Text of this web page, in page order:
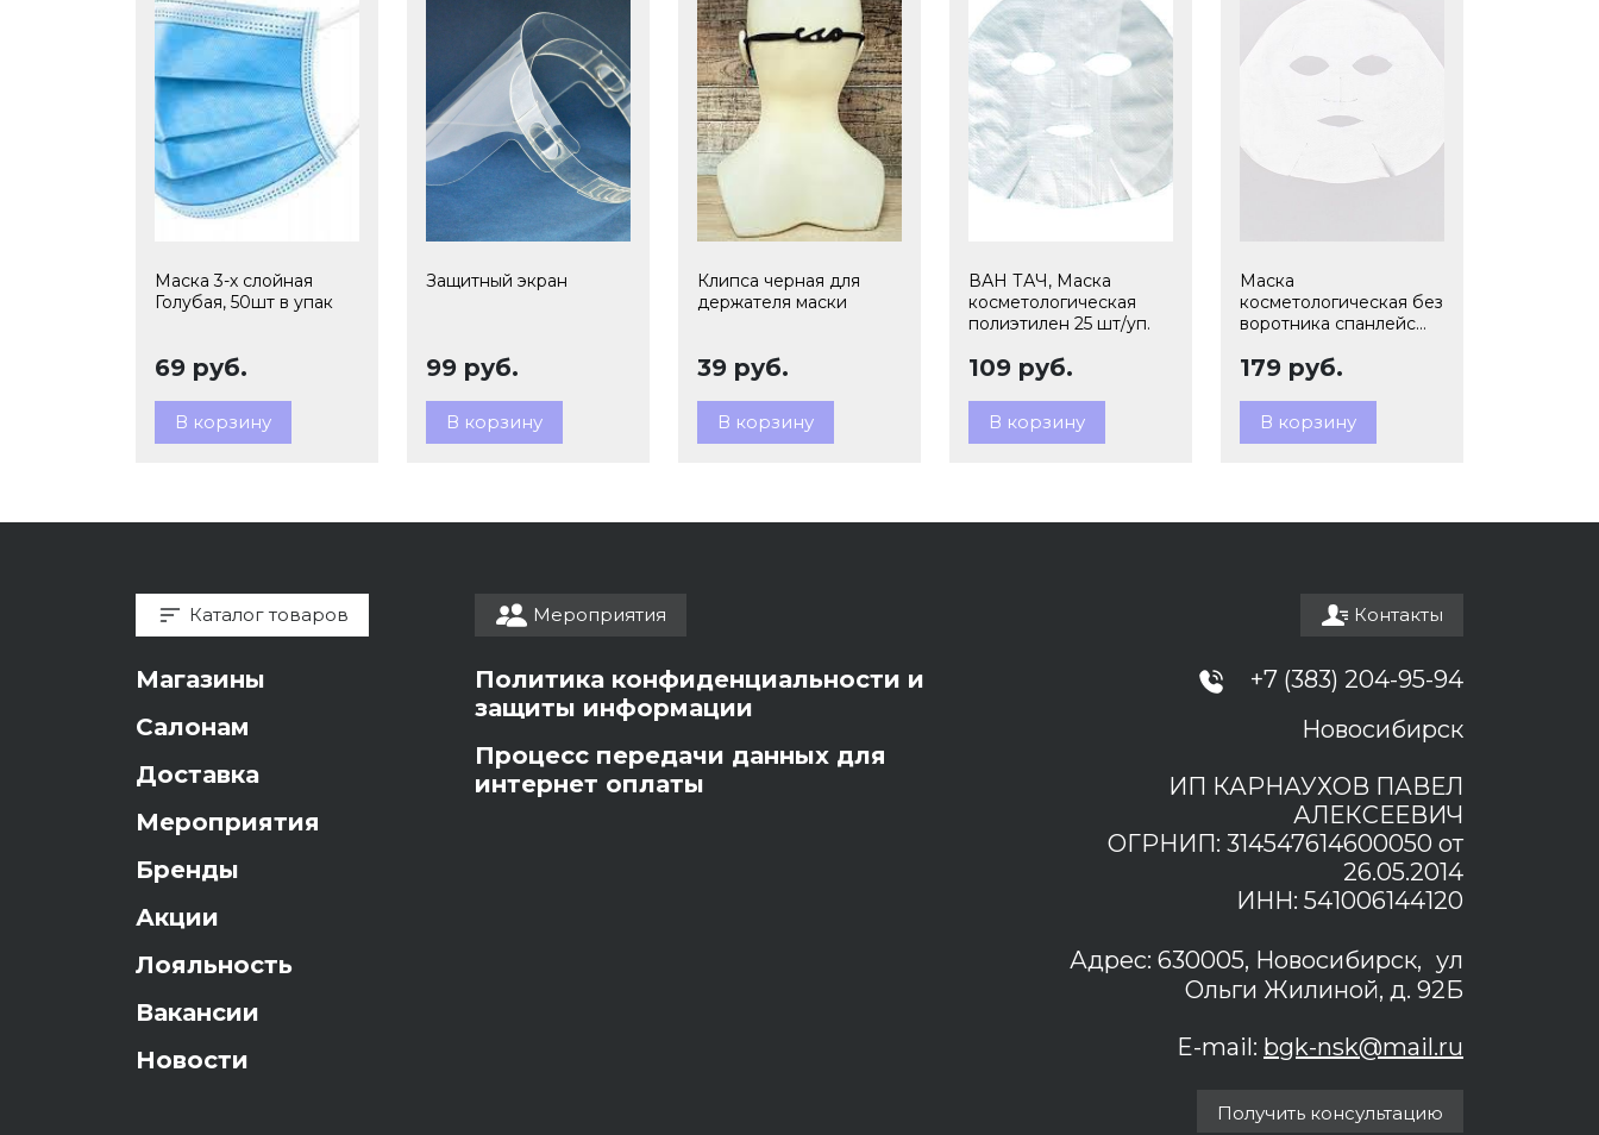
Маска 3-х слойная
Голубая, 50шт в упак
69 руб.
В корзину
Защитный экран
99 руб.
В корзину
Клипса черная для
держателя маски
39 руб.
В корзину
ВАН ТАЧ, Маска
косметологическая
полиэтилен 25 шт/уп.
109 руб.
В корзину
Маска
косметологическая без
воротника спанлейс
179 руб.
В корзину
Каталог товаров
Магазины
Салонам
Доставка
Мероприятия
Бренды
Акции
Лояльность
Вакансии
Новости
Мероприятия
Политика конфиденциальности и
защиты информации
Процесс передачи данных для
интернет оплаты
Контакты
+7 (383) 204-95-94
Новосибирск
ИП КАРНАУХОВ ПАВЕЛ
АЛЕКСЕЕВИЧ
ОГРНИП: 314547614600050 от
26.05.2014
ИНН: 541006144120
Адрес: 630005, Новосибирск, ул
Ольги Жилиной, д. 92Б
E-mail: bgk-nsk@mail.ru
Получить консультацию